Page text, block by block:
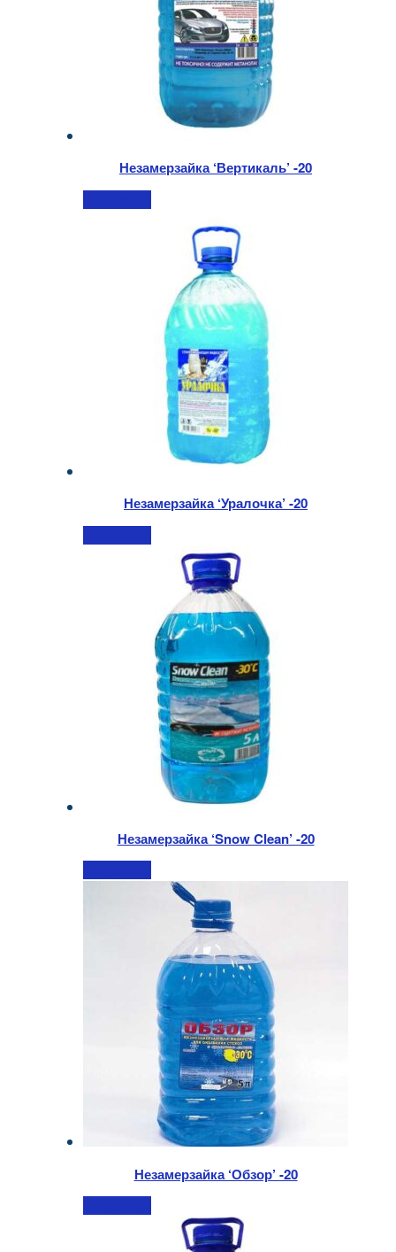
Незамерзайка ‘Вертикаль’ -20
Незамерзайка ‘Уралочка’ -20
Незамерзайка ‘Snow Clean’ -20
Незамерзайка ‘Обзор’ -20